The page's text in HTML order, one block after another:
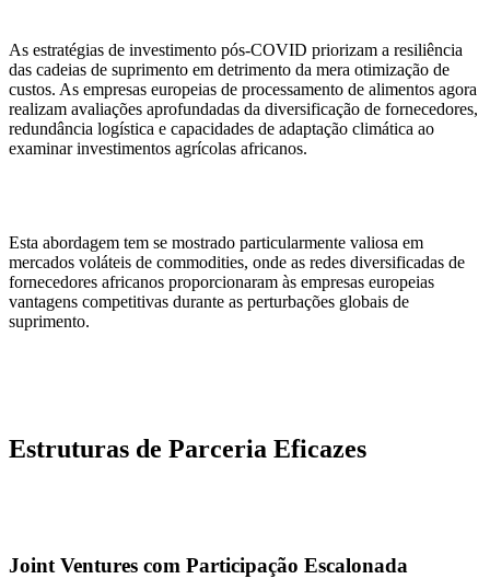
As estratégias de investimento pós-COVID priorizam a resiliência
das cadeias de suprimento em detrimento da mera otimização de
custos. As empresas europeias de processamento de alimentos agora
realizam avaliações aprofundadas da diversificação de fornecedores,
redundância logística e capacidades de adaptação climática ao
examinar investimentos agrícolas africanos.
Esta abordagem tem se mostrado particularmente valiosa em
mercados voláteis de commodities, onde as redes diversificadas de
fornecedores africanos proporcionaram às empresas europeias
vantagens competitivas durante as perturbações globais de
suprimento.
Estruturas de Parceria Eficazes
Joint Ventures com Participação Escalonada